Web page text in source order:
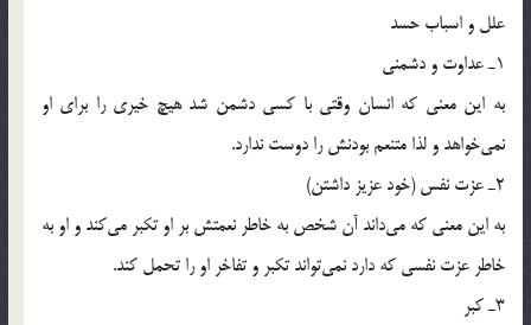
علل و اسباب حسد
1ـ عداوت و دشمني
به اين معني كه انسان وقتي با كسي دشمن شد هيچ خيري را براي او
نمي‌خواهد و لذا متنعم بودنش را دوست ندارد.
2ـ عزت نفس (خود عزيز داشتن)
به اين معني كه مي‌داند آن شخص به خاطر نعمتش بر او تكبر مي‌كند و او به
خاطر عزت نفسي كه دارد نمي‌تواند تكبر و تفاخر او را تحمل كند.
3ـ كبر